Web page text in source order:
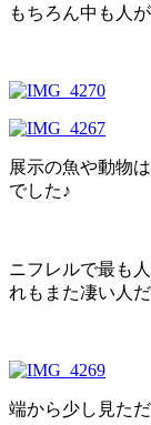
もちろん中も人
展示の魚や動物
でした♪
ニフレルで最も
れもまた凄い人
端から少し見た